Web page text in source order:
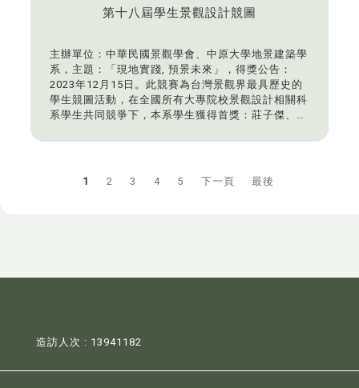
第十八屆學生景觀設計競圖
主辦單位：中華民國景觀學會、中原大學地景建築學
系，主題：「現地實踐, 預景未來」，得獎公告：
2023年12月15日。此競賽為台灣景觀界最具歷史的
學生競圖活動，在全國所有大專院校景觀設計相關科
系學生共同競爭下，本系學生獲得首獎：莊子傑、蘇
老師）。優選：王靖涵、洪苡軒/Re-Track（歐雙磐
1
2 3 4 5 下一頁 最後
造訪人次 : 13941182